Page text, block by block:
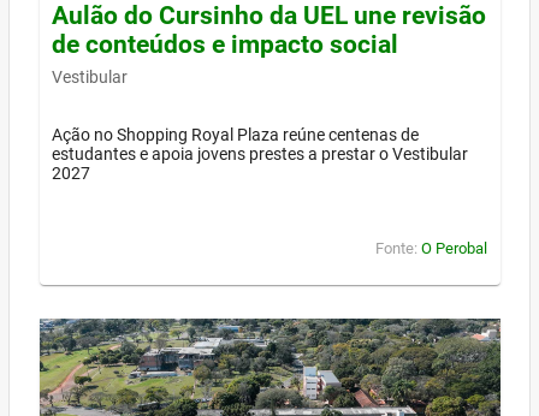
Aulão do Cursinho da UEL une revisão
de conteúdos e impacto social
Vestibular
Ação no Shopping Royal Plaza reúne centenas de
estudantes e apoia jovens prestes a prestar o Vestibular
2027
Fonte: O Perobal